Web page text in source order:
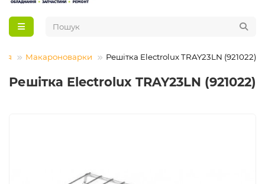
Макароноварки Решітка Electrolux TRAY23LN (921022)
Решітка Electrolux TRAY23LN (921022)